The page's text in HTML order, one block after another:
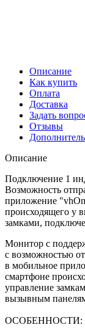
Описание
Как купить
Оплата
Доставка
Задать
Отзывы
Описание
Подключение 1
Возможность
приложение
происходящего у
замками,
Монитор с
с возможностью
в мобильное
смартфоне
управление
вызывным
ОСОБЕННОСТИ: